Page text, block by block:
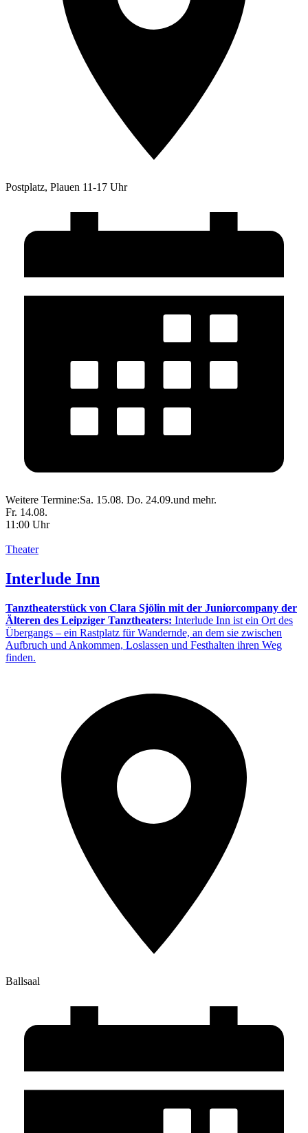
Postplatz, Plauen 11-17 Uhr
Weitere Termine:Sa. 15.08. Do. 24.09.und mehr.
Fr. 14.08.
11:00 Uhr
Theater
Interlude Inn
Tanztheaterstück von Clara Sjölin mit der Juniorcompany der
Älteren des Leipziger Tanztheaters: Interlude Inn ist ein Ort des
Übergangs – ein Rastplatz für Wandernde, an dem sie zwischen
Aufbruch und Ankommen, Loslassen und Festhalten ihren Weg
finden.
Ballsaal